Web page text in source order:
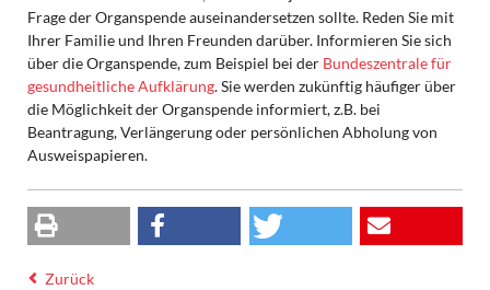
Frage der Organspende auseinandersetzen sollte. Reden Sie mit
Ihrer Familie und Ihren Freunden darüber. Informieren Sie sich
über die Organspende, zum Beispiel bei der Bundeszentrale für
gesundheitliche Aufklärung. Sie werden zukünftig häufiger über
die Möglichkeit der Organspende informiert, z.B. bei
Beantragung, Verlängerung oder persönlichen Abholung von
Ausweispapieren.
Zurück